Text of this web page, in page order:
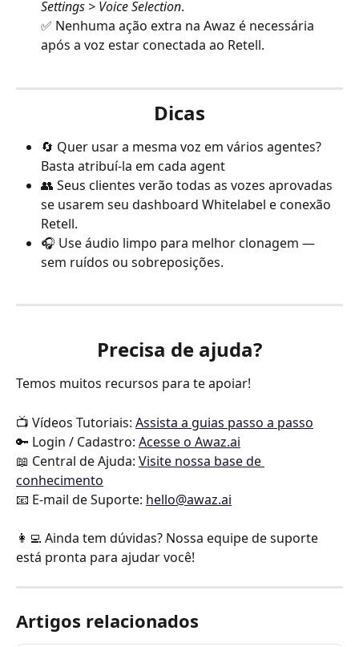
Settings > Voice Selection.
✅ Nenhuma ação extra na Awaz é necessária
após a voz estar conectada ao Retell.
Dicas
🔄 Quer usar a mesma voz em vários agentes?
Basta atribuí-la em cada agent
👥 Seus clientes verão todas as vozes aprovadas
se usarem seu dashboard Whitelabel e conexão
Retell.
🎧 Use áudio limpo para melhor clonagem —
sem ruídos ou sobreposições.
Precisa de ajuda?
Temos muitos recursos para te apoiar!
📺 Vídeos Tutoriais: Assista a guias passo a passo
🔑 Login / Cadastro: Acesse o Awaz.ai
📖 Central de Ajuda: Visite nossa base de
conhecimento
📧 E-mail de Suporte: hello@awaz.ai
👩‍💻 Ainda tem dúvidas? Nossa equipe de suporte
está pronta para ajudar você!
Artigos relacionados